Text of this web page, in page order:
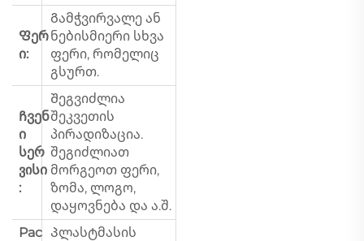
Ფერ
ი:
Გამჭვირვალე ან
ნებისმიერი სხვა
ფერი, რომელიც
გსურთ.
Ჩვენ
ი
სერ
ვისი
:
Შეგვიძლია
შეკვეთის
პირადიზაცია.
შეგიძლიათ
მორგეოთ ფერი,
ზომა, ლოგო,
დაყოვნება და ა.შ.
Pac Პლასტმასის